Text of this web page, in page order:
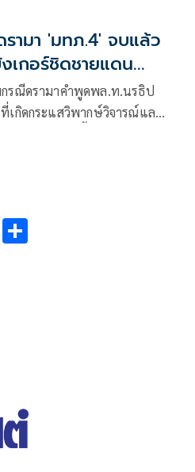
ามา 'มทภ.4' จบแล้ว
เกอร์ชิดชายแดน
งาน
รณีดรามาคำพูดพล.ท.นรธิป
กิดกระแสวิพากษ์วิจารณ์และ
Li